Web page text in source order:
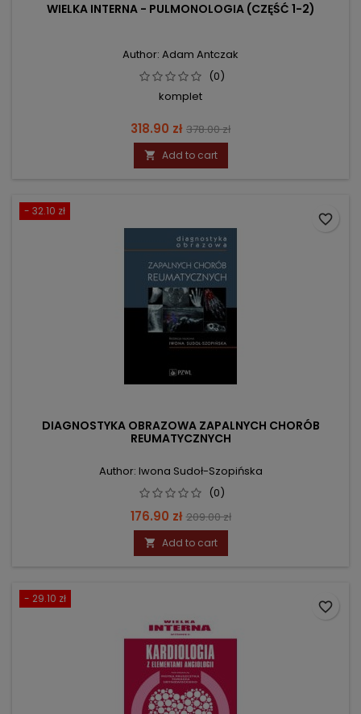
WIELKA INTERNA - PULMONOLOGIA (CZĘŚĆ 1-2)
Author: Adam Antczak
(0)
komplet
Price
318.90 zł Regular
price
378.00 zł
 Add to cart
- 32.10 zł
DIAGNOSTYKA OBRAZOWA ZAPALNYCH CHORÓB
REUMATYCZNYCH
Author: Iwona Sudoł-Szopińska
(0)
Price
176.90 zł Regular
price
209.00 zł
 Add to cart
favorite_border
- 29.10 zł
favorite_border